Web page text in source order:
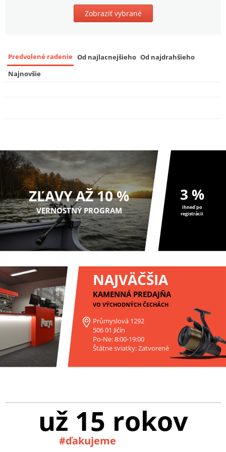
Trakker Tričko Ripple T-shirt
Zobraziť vybrané
Predvolené radenie Od najlacnejšieho Od najdrahšieho
Najnovšie
ZĽAVY AŽ 10 %
VERNOSTNÝ PROGRAM
3 %
ihneď po
registrácii
NAJVÄČŠIA
KAMENNÁ PREDAJŇA
VO VÝCHODNÝCH ČECHÁCH
Průmyslová 1292
506 01 Jičín
Po-Ne: 8:00-19:00
Štátne sviatky: Zatvorené
už 15 rokov
#ďakujeme